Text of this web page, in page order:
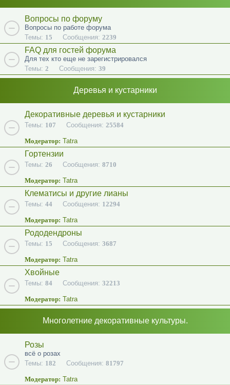
Вопросы по форуму
Вопросы по работе форума
Темы: 15 Сообщения: 2239
FAQ для гостей форума
Для тех кто еще не зарегистрировался
Темы: 2 Сообщения: 39
Деревья и кустарники
Декоративные деревья и кустарники
Темы: 107 Сообщения: 25584
Модератор: Tatra
Гортензии
Темы: 26 Сообщения: 8710
Модератор: Tatra
Клематисы и другие лианы
Темы: 44 Сообщения: 12294
Модератор: Tatra
Рододендроны
Темы: 15 Сообщения: 3687
Модератор: Tatra
Хвойные
Темы: 84 Сообщения: 32213
Модератор: Tatra
Многолетние декоративные культуры.
Розы
всё о розах
Темы: 182 Сообщения: 81797
Модератор: Tatra